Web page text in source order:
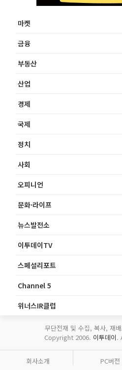
마켓
금융
부동산
산업
경제
국제
정치
사회
오피니언
문화·라이프
뉴스발전소
이투데이TV
스페셜리포트
Channel 5
위너스IR클럽
무단전재 및 수집, 복사, 재
Copyright 2006. 이투데이.
회사소개 PC버전